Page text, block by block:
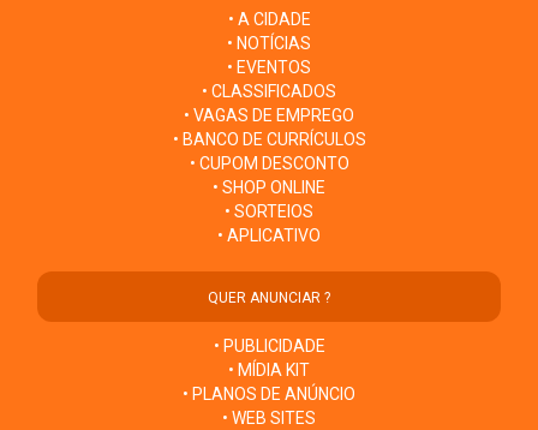
• A CIDADE
• NOTÍCIAS
• EVENTOS
• CLASSIFICADOS
• VAGAS DE EMPREGO
• BANCO DE CURRÍCULOS
• CUPOM DESCONTO
• SHOP ONLINE
• SORTEIOS
• APLICATIVO
QUER ANUNCIAR ?
• PUBLICIDADE
• MÍDIA KIT
• PLANOS DE ANÚNCIO
• WEB SITES